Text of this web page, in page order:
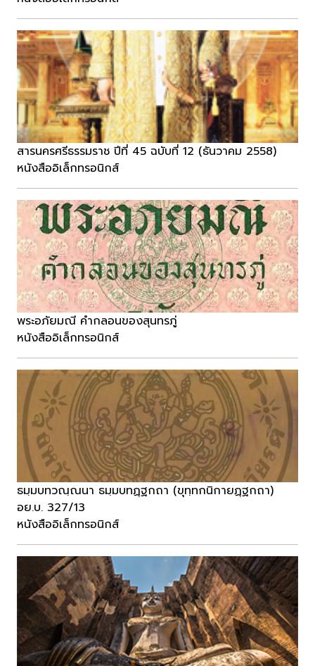
สารนครศรีธรรมราช ปีที่ 45 ฉบับที่ 12 (ธันวาคม 2558)
หนังสืออิเล็กทรอนิกส์
พระอภัยมณี คำกลอนของสุนทรภู่
หนังสืออิเล็กทรอนิกส์
ธมฺมบทวณฺณนา ธมฺมบทฏฺฐกถา (ขุทฺทกนิกายฏฺฐกถา)
อย.บ. 327/13
หนังสืออิเล็กทรอนิกส์